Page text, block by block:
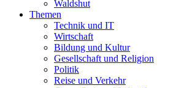
Waldshut
Themen
Technik und IT
Wirtschaft
Bildung und Kultur
Gesellschaft und Religion
Politik
Reise und Verkehr